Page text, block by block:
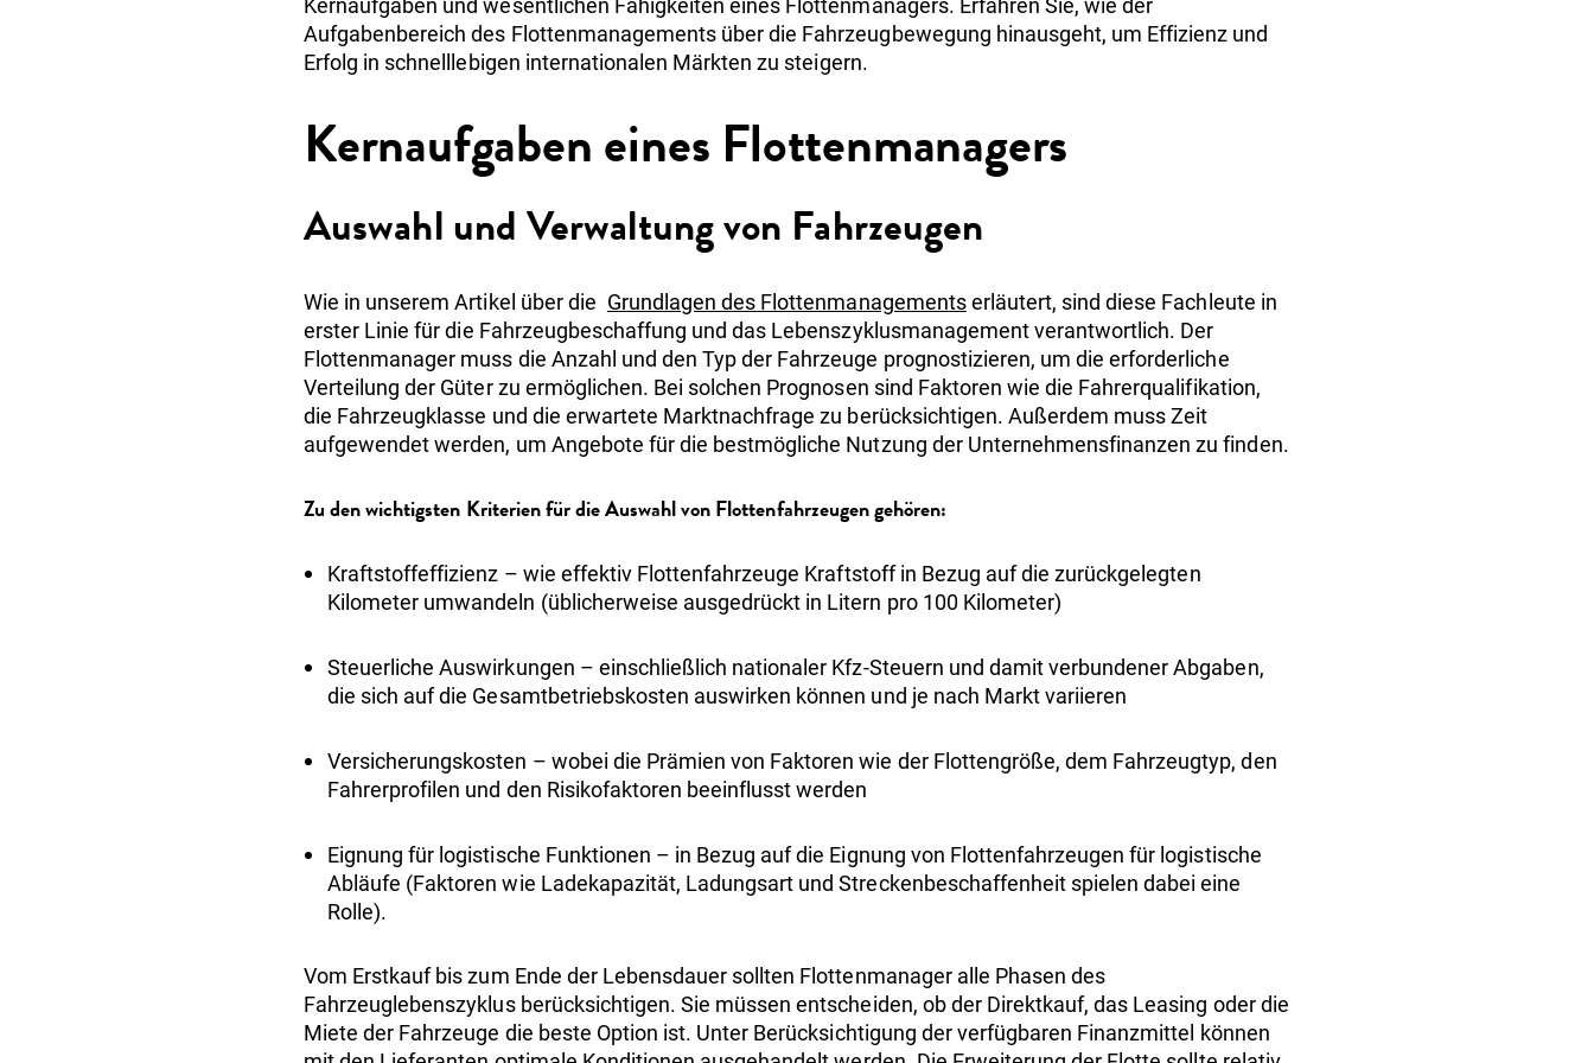
Kernaufgaben und wesentlichen Fähigkeiten eines Flottenmanagers. Erfahren Sie, wie der
Aufgabenbereich des Flottenmanagements über die Fahrzeugbewegung hinausgeht, um Effizienz und
Erfolg in schnelllebigen internationalen Märkten zu steigern.
Kernaufgaben eines Flottenmanagers
Auswahl und Verwaltung von Fahrzeugen
Wie in unserem Artikel über die Grundlagen des Flottenmanagementserläutert, sind diese Fachleute in
erster Linie für die Fahrzeugbeschaffung und das Lebenszyklusmanagement verantwortlich. Der
Flottenmanager muss die Anzahl und den Typ der Fahrzeuge prognostizieren, um die erforderliche
Verteilung der Güter zu ermöglichen. Bei solchen Prognosen sind Faktoren wie die Fahrerqualifikation,
die Fahrzeugklasse und die erwartete Marktnachfrage zu berücksichtigen. Außerdem muss Zeit
aufgewendet werden, um Angebote für die bestmögliche Nutzung der Unternehmensfinanzen zu finden.
Zu den wichtigsten Kriterien für die Auswahl von Flottenfahrzeugen gehören:
Kraftstoffeffizienz – wie effektiv Flottenfahrzeuge Kraftstoff in Bezug auf die zurückgelegten
Kilometer umwandeln (üblicherweise ausgedrückt in Litern pro 100 Kilometer)
Steuerliche Auswirkungen – einschließlich nationaler Kfz-Steuern und damit verbundener Abgaben,
die sich auf die Gesamtbetriebskosten auswirken können und je nach Markt variieren
Versicherungskosten – wobei die Prämien von Faktoren wie der Flottengröße, dem Fahrzeugtyp, den
Fahrerprofilen und den Risikofaktoren beeinflusst werden
Eignung für logistische Funktionen – in Bezug auf die Eignung von Flottenfahrzeugen für logistische
Abläufe (Faktoren wie Ladekapazität, Ladungsart und Streckenbeschaffenheit spielen dabei eine
Rolle).
Vom Erstkauf bis zum Ende der Lebensdauer sollten Flottenmanager alle Phasen des
Fahrzeuglebenszyklus berücksichtigen. Sie müssen entscheiden, ob der Direktkauf, das Leasing oder die
Miete der Fahrzeuge die beste Option ist. Unter Berücksichtigung der verfügbaren Finanzmittel können